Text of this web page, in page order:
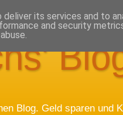
Blog. Geld sparen und
its services and to
and security